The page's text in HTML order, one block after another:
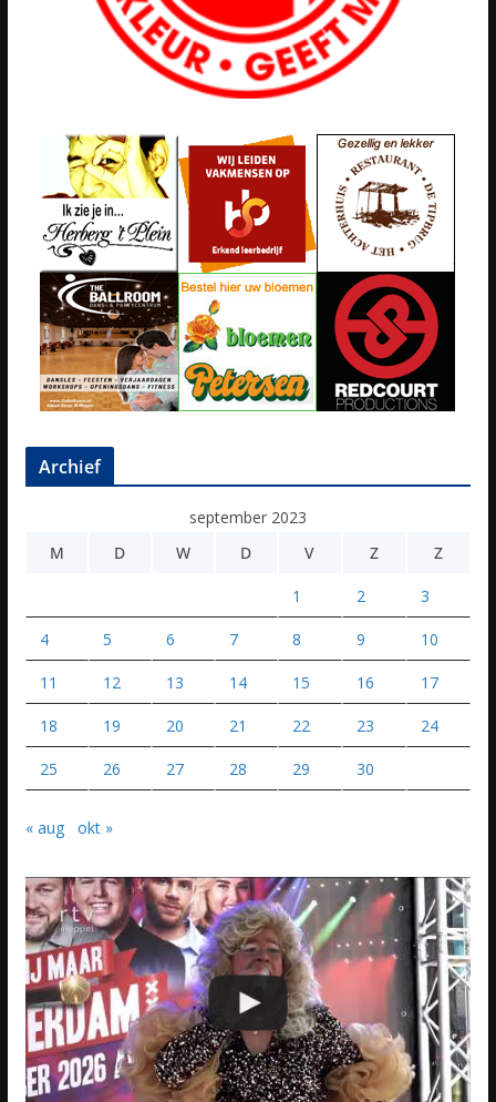
Archief
september 2023
M
D W D V Z Z
1 2 3
4 5 6 7 8 9 10
11 12 13 14 15 16 17
18 19 20 21 22 23 24
25 26 27 28 29 30
« aug okt »